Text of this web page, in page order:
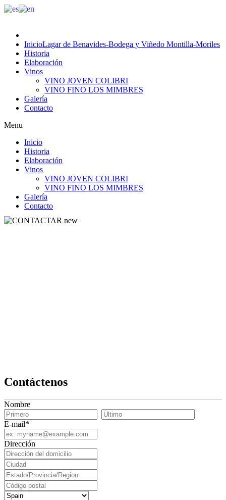
InicioLagar de Benavides-Bodega y Viñedo Montilla-Moriles
Historia
Elaboración
Vinos
VINO JOVEN COLIBRI
VINO FINO LOS MIMBRES
Galería
Contacto
Menu
Inicio
Historia
Elaboración
Vinos
VINO JOVEN COLIBRI
VINO FINO LOS MIMBRES
Galería
Contacto
Contáctenos
Nombre
E-mail*
Dirección